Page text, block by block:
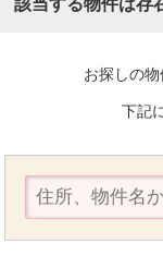
該当する物件は存
お探しの物
下記